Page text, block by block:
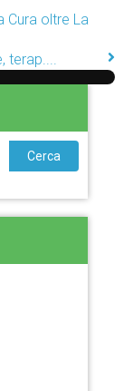
Cura oltre La
terap....
Cerca